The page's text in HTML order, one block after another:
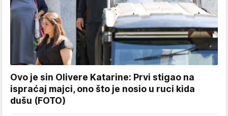
Ovo je sin Olivere Katarine: Prvi stigao na
ispraćaj majci, ono što je nosio u ruci kida
dušu (FOTO)